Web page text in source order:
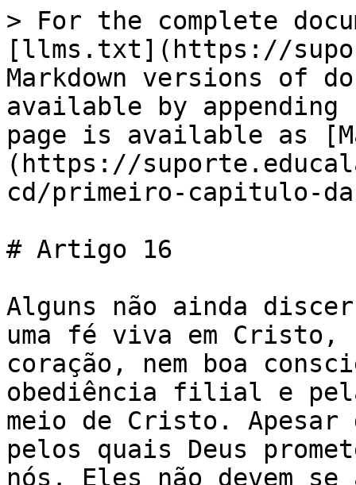
> For the complete
[llms.txt](https://
Markdown versions of
available by
page is available as
(https://
cd/primeiro-capitulo-
# Artigo 16
Alguns não ainda
uma fé viva em Cristo,
coração, nem boa
obediência filial e
meio de Cristo. Apesar
pelos quais Deus
nós. Eles não devem